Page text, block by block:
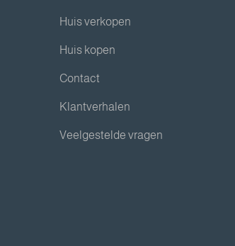
Huis verkopen
Huis kopen
Contact
Klantverhalen
Veelgestelde vragen